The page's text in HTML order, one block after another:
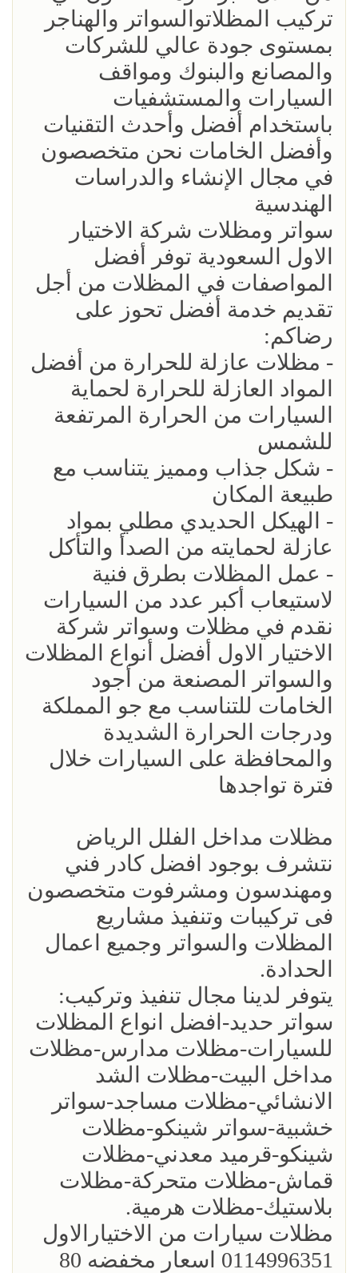
تركيب المظلاتوالسواتر والهناجر
بمستوى جودة عالي للشركات
والمصانع والبنوك ومواقف
السيارات والمستشفيات
باستخدام أفضل وأحدث التقنيات
وأفضل الخامات نحن متخصصون
في مجال الإنشاء والدراسات
الهندسية
سواتر ومظلات شركة الاختيار
الاول السعودية توفر أفضل
المواصفات في المظلات من أجل
تقديم خدمة أفضل تحوز على
رضاكم:
- مظلات عازلة للحرارة من أفضل
المواد العازلة للحرارة لحماية
السيارات من الحرارة المرتفعة
للشمس
- شكل جذاب ومميز يتناسب مع
طبيعة المكان
- الهيكل الحديدي مطلي بمواد
عازلة لحمايته من الصدأ والتأكل
- عمل المظلات بطرق فنية
لاستيعاب أكبر عدد من السيارات
نقدم في مظلات وسواتر شركة
الاختيار الاول أفضل أنواع المظلات
والسواتر المصنعة من أجود
الخامات للتناسب مع جو المملكة
ودرجات الحرارة الشديدة
والمحافظة على السيارات خلال
فترة تواجدها
مظلات مداخل الفلل الرياض
نتشرف بوجود افضل كادر فني
ومهندسون ومشرفوت متخصصون
فى تركيبات وتنفيذ مشاريع
المظلات والسواتر وجميع اعمال
الحدادة.
يتوفر لدينا مجال تنفيذ وتركيب:
سواتر حديد-افضل انواع المظلات
للسيارات-مظلات مدارس-مظلات
مداخل البيت-مظلات الشد
الانشائي-مظلات مساجد-سواتر
خشبية-سواتر شينكو-مظلات
شينكو-قرميد معدني-مظلات
قماش-مظلات متحركة-مظلات
بلاستيك-مظلات هرمية.
مظلات سيارات من الاختيارالاول
0114996351 اسعار مخفضه 80